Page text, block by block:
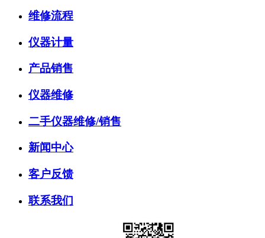
维修流程
仪器计量
产品销售
仪器维修
二手仪器维修/销售
新闻中心
客户反馈
联系我们